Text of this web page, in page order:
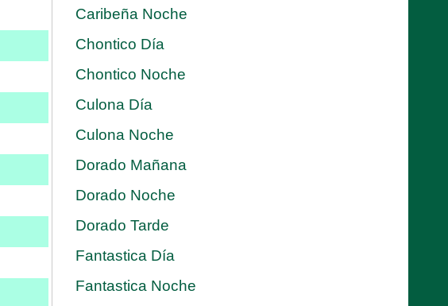
Caribeña Noche
Chontico Día
Chontico Noche
Culona Día
Culona Noche
Dorado Mañana
Dorado Noche
Dorado Tarde
Fantastica Día
Fantastica Noche